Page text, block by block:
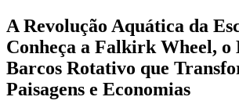
A Revolução Aquática da
Conheça a Falkirk Wheel, o
Barcos Rotativo que
Paisagens e Economias